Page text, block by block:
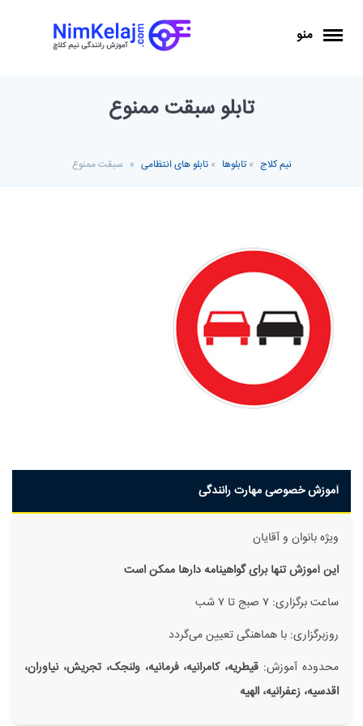
منو
تابلو سبقت ممنوع
نیم کلاج »تابلوها »تابلو های انتظامی » سبقت ممنوع
آموزش خصوصی مهارت رانندگی
ویژه بانوان و آقایان
این آموزش تنها برای گواهینامه دار‌ها ممکن است
ساعت برگزاری: ۷ صبج تا ۷ شب
روزبرگزاری: با هماهنگی تعیین می‌گردد
محدوده آموزش: قیطریه، کامرانیه، فرمانیه، ولنجک، تجریش، نیاوران،
اقدسیه، زعفرانیه، الهیه